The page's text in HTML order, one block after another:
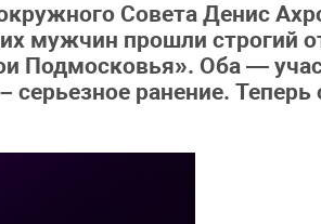
Совета Денис
мужчин прошли строгий
Подмосковья». Оба —
ранение. Теперь